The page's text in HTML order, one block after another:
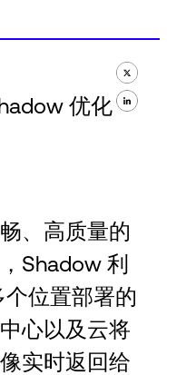
优化
、高质量的
Shadow 利
个位置部署的
心以及云将
实时返回给